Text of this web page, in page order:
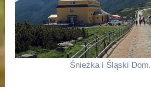
Śnieżka i Śląski Dom.